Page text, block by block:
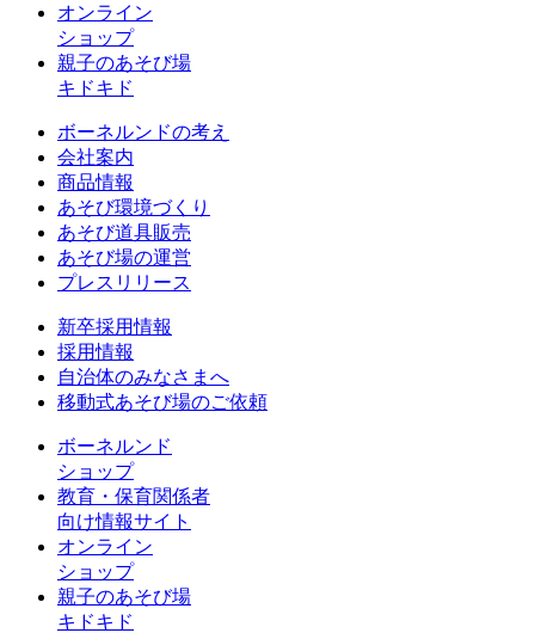
オンライン
ショップ
親子のあそび場
キドキド
ボーネルンドの考え
会社案内
商品情報
あそび環境づくり
あそび道具販売
あそび場の運営
プレスリリース
新卒採用情報
採用情報
自治体のみなさまへ
移動式あそび場のご依頼
ボーネルンド
ショップ
教育・保育関係者
向け情報サイト
オンライン
ショップ
親子のあそび場
キドキド